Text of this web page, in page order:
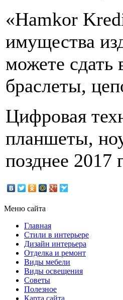
«Hamkor
имущества
можете сдать
браслеты,
Цифровая
планшеты,
позднее 2017
Меню сайта
Главная
Стили в интерьере
Дизайн интерьера
Отделка и ремонт
Виды мебели
Виды освещения
Советы
Полезное
Карта сайта